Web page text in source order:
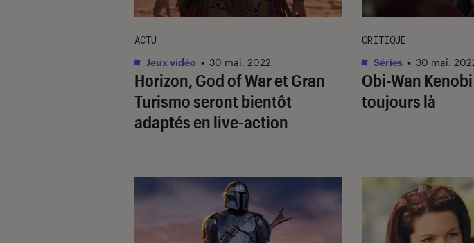
Horizon, God of Waret Gran
Turismoseront bientôt
adaptés en live-action
ACTU
Jeux vidéo • 30 mai. 2022
Obi-Wan Kenobi
toujours là
CRITIQUE
Séries • 30 mai.